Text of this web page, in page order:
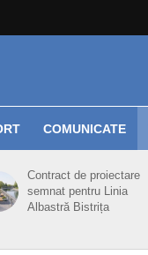
COMUNICATE
Contract de proiectare
semnat pentru Linia
Albastră Bistrița